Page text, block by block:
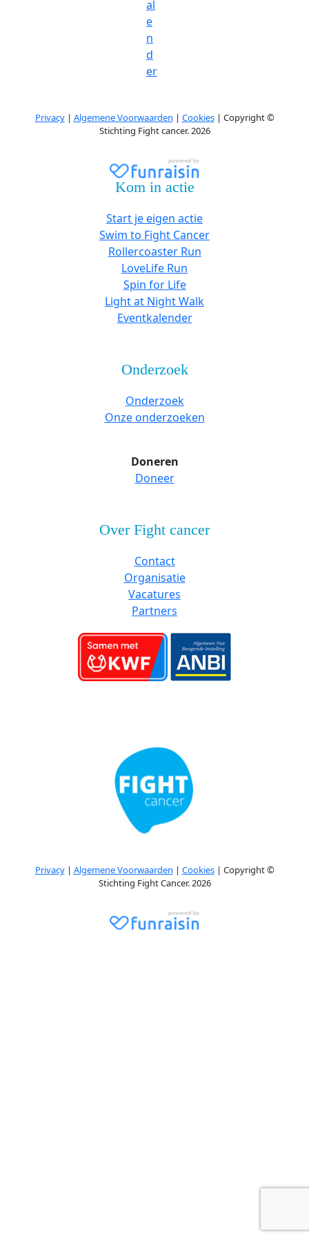
al
e
n
d
er
Privacy| Algemene Voorwaarden | Cookies| Copyright ©
Stichting Fight cancer. 2026
Kom in actie
Start je eigen actie
Swim to Fight Cancer
Rollercoaster Run
LoveLife Run
Spin for Life
Light at Night Walk
Eventkalender
Onderzoek
Onderzoek
Onze onderzoeken
Doneren
Doneer
Over Fight cancer
Contact
Organisatie
Vacatures
Partners
Privacy| Algemene Voorwaarden | Cookies| Copyright ©
Stichting Fight Cancer. 2026